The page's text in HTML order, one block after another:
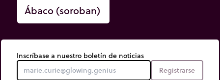
Ábaco (soroban)
Inscríbase a nuestro boletín de noticias
Registrarse